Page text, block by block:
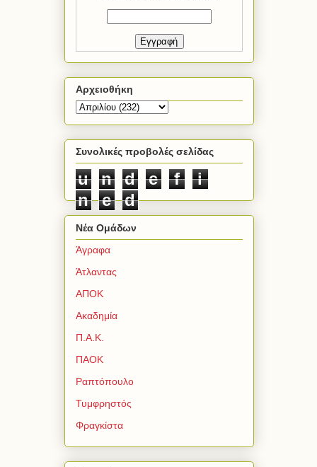
Αρχειοθήκη
Συνολικές προβολές σελίδας
u n d e f
i
n
e d
Νέα Ομάδων
Άγραφα
Άτλαντας
ΑΠΟΚ
Ακαδημία
Π.Α.Κ.
ΠΑΟΚ
Ραπτόπουλο
Τυμφρηστός
Φραγκίστα